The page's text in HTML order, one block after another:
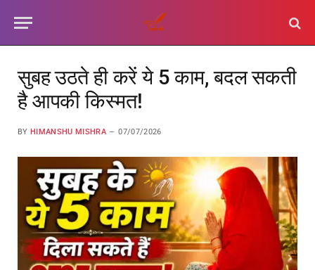
सुबह उठते ही करें ये 5 काम, बदल सकती
है आपकी किस्मत!
BY HIMANSHU MISHRA 07/07/2026